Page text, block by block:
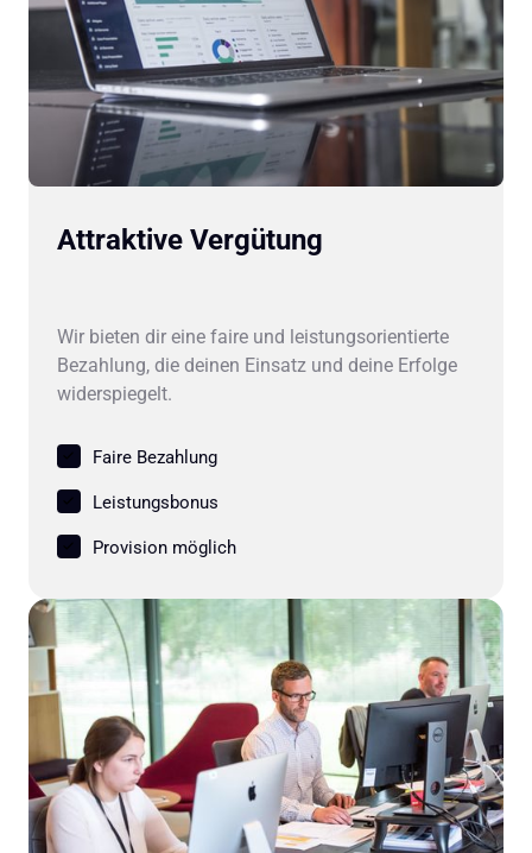
Wir bieten dir eine faire und leistungsorientierte
Bezahlung, die deinen Einsatz und deine Erfolge
widerspiegelt.
Faire Bezahlung
Leistungsbonus
Provision möglich